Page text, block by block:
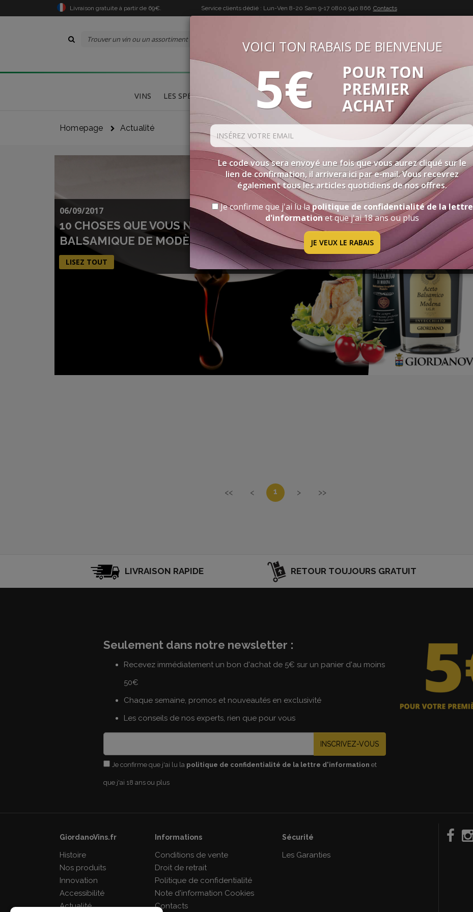
Livraison gratuite à partir de 69€. Service clients dédié : Lun-Ven 8-20 Sam 9-170800 940 866 Contacts
BUON VINO, BUONA VITA
VINS LES SPÉCIALITÉS SÉLECTIONS SPIRITUEUX ACCESSOIRES PROMOTIONS
Homepage Actualité
06/09/2017
10 CHOSES QUE VOUS NE SAVEZ (PROBABLEMENT) PAS SUR LE VINAIGRE
BALSAMIQUE DE MODÈNE
LISEZ TOUT
<< < 1 > >>
LIVRAISON RAPIDE RETOUR TOUJOURS GRATUIT
Seulement dans notre newsletter :
Recevez immédiatement un bon d'achat de 5€ sur un panier d'au moins
50€
Chaque semaine, promos et nouveautés en exclusivité
Les conseils de nos experts, rien que pour vous
INSCRIVEZ-VOUS
Je confirme que j'ai lu la politique de confidentialité de la lettre d'information et
que j'ai 18 ans ou plus
GiordanoVins.fr
Histoire
Nos produits
Innovation
Accessibilité
Actualité
Informations
Conditions de vente
Droit de retrait
Politique de confidentialité
Note d'information Cookies
Contacts
Sécurité
Les Garanties
VOICI TON RABAIS DE BIENVENUE
5€
POUR TON
PREMIER
ACHAT
Le code vous sera envoyé une fois que vous aurez cliqué sur le
lien de confirmation, il arrivera ici par e-mail. Vous recevrez
également tous les articles quotidiens de nos offres.
Je confirme que j'ai lu lapolitique de confidentialité de la lettre
d'informationet que j'ai 18 ans ou plus
JE VEUX LE RABAIS